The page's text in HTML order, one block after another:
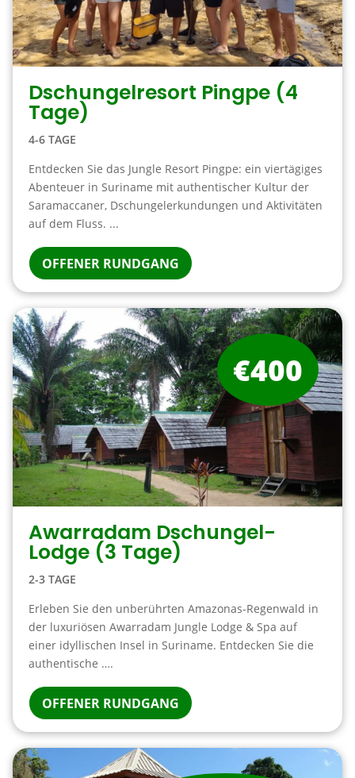
Dschungelresort Pingpe (4
Tage)
4-6 TAGE
Entdecken Sie das Jungle Resort Pingpe: ein viertägiges
Abenteuer in Suriname mit authentischer Kultur der
Saramaccaner, Dschungelerkundungen und Aktivitäten
auf dem Fluss. ...
OFFENER RUNDGANG
Awarradam Dschungel-
Lodge (3 Tage)
2-3 TAGE
Erleben Sie den unberührten Amazonas-Regenwald in
der luxuriösen Awarradam Jungle Lodge & Spa auf
einer idyllischen Insel in Suriname. Entdecken Sie die
authentische ….
OFFENER RUNDGANG
€400